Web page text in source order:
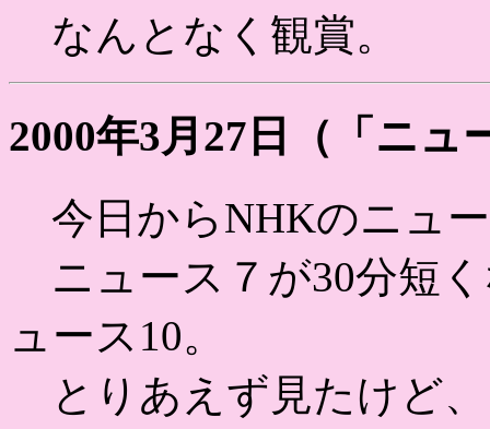
なんとなく観賞。
2000年3月27日（「ニュ
今日からNHKのニュ
ニュース７が30分短
ュース10。
とりあえず見たけど